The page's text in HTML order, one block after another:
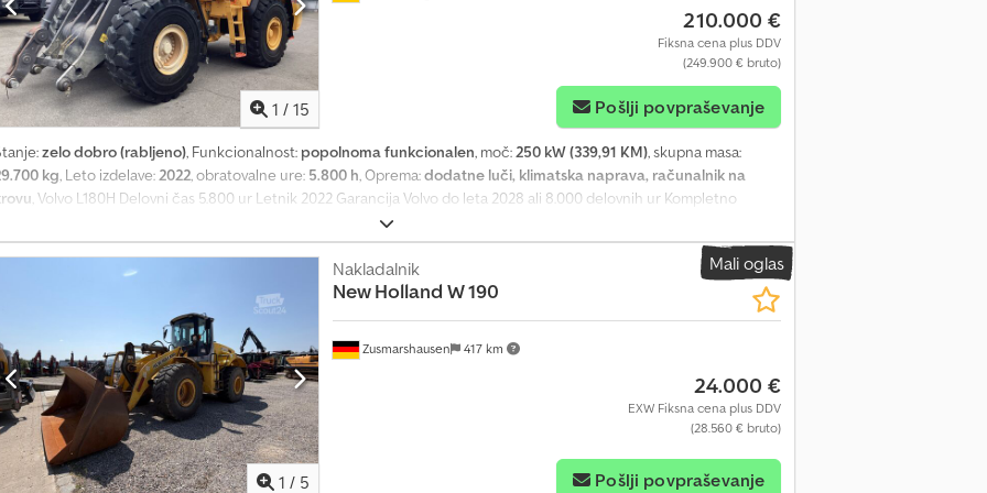
1 / 15
210.000 €
Fiksna cena plus DDV
(249.900 € bruto)
Pošlji povpraševanje
zelo dobro (rabljeno), Funkcionalnost: popolnoma funkcionalen, moč:250 kW (339,91 KM), skupna masa:
kg, Leto izdelave:2022, obratovalne ure: 5.800 h, Oprema:dodatne luči, klimatska naprava, računalnik na
, Volvo L180H Delovni čas 5.800 ur Letnik 2022 Garancija Volvo do leta 2028 ali 8.000 delovnih ur Kompletno
obnovljena lopata, vrednost več kot 8.000 EUR, v stanju novega, vključno z zobmi Lopata s zobmi, širina 3,20 m,
približno 5 m³ CDC krmiljenje (krmiljenje z ročico) Volvo tehtnica Volvo Co-Pilot Avtomatska klimatska
naprava Dcedpfx Aozr I S Ajp Iek Centralni sistem za mazanje Delovne luči spredaj in zadaj, LED BSS sistem za blaženje
nihanja OptiShift ogrevani in električni ogledala Udoben voznikov sedež z zračno napravo in ogrevanjem Radio
Bridgestone 2-zvezdične pnevmatike za skalnata tla, 60 % dobre Moč motorja 250 kW / 340 KM Delovna teža 29.700 kg
Volvo do leta 2028 ali 8.000 delovnih ur CE originalna barva nemški stroj, kupljen pri prvem lastniku popolna
od prve delovne ure (0) tehnično in vizualno v zelo dobrem stanju S/N: VCEL180HJ00016538 _____ V tej
so izrecno pridržane morebitne napake pri vnosu in tiskarske napake. Odločilne so izključno konkretne
v potrditvi naročila oziroma v pogodbi o prodaji.
Mali oglas
1 / 5
Zusmarshausen 417 km
Nakladalnik
New Holland W 190
24.000 €
EXW Fiksna cena plus DDV
(28.560 € bruto)
Pošlji povpraševanje